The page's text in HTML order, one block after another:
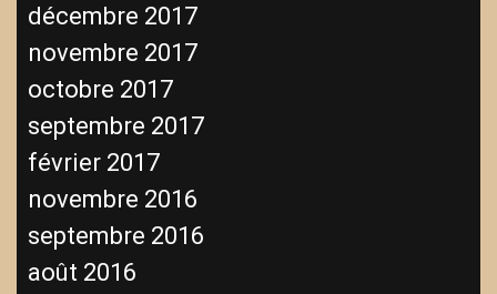
décembre 2017
novembre 2017
octobre 2017
septembre 2017
février 2017
novembre 2016
septembre 2016
août 2016